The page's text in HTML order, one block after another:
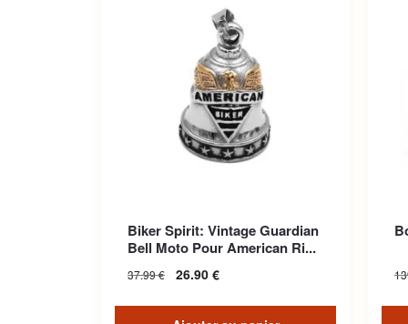
Biker Spirit: Vintage Guardian
Bell Moto Pour American Ri...
37.99€ 26.90 €